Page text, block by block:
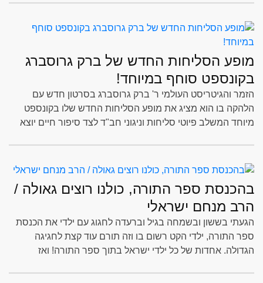
מופע הסליחות החדש של ברק גרוסברג
בקונספט סוחף במיוחד!
הזמר והגיטריסט העולמי ר' ברק גרוסברג בסרטון חדש עם
הלהקה בו הוא מציג את מופע הסליחות החדש שלו בקונספט
מיוחד המשלב פיוטי סליחות וניגוני חב"ד לצד סיפור חיים יוצא
בהכנסת ספר התורה, כולנו רוצים גאולה /
הרב מנחם ישראלי
הגעתי בששון ובשמחה בגיל וברעדה לחגוג עם ילדי את הכנסת
ספר התורה, ילדי הקט רשום בו וזה תורם עוד קצת לחגיגה
הגדולה. אחדות של כל ילדי ישראל בתוך ספר התורה! ואז